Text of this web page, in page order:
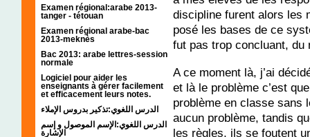
Examen régional:arabe 2013-
tanger - tétouan
Examen régional arabe-bac
2013-meknès
Bac 2013: arabe lettres-session
normale
Logiciel pour aider les
enseignants à gérer facilement
et efficacement leurs notes.
الدرس اللغوي:تذكير بدروس الإملاء
الدرس اللغوي:الإسم الموصول و إسم
الإشارة
discipline furent alors les
posé les bases de ce
fut pas trop concluant,
A ce moment là, j’ai
et là le problème c’est
problème en classe sans
aucun problème, tandis
les règles, ils se foutent